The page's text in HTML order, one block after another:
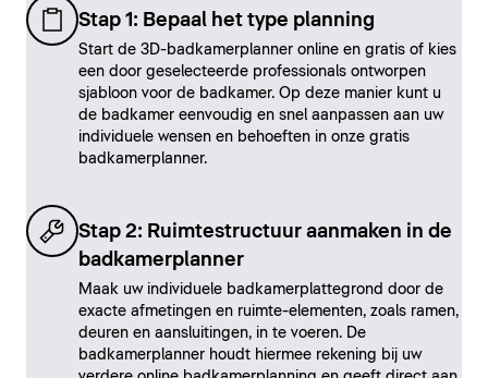
Stap 1: Bepaal het type planning
Start de 3D-badkamerplanner online en gratis of kies
een door geselecteerde professionals ontworpen
sjabloon voor de badkamer. Op deze manier kunt u
de badkamer eenvoudig en snel aanpassen aan uw
individuele wensen en behoeften in onze gratis
badkamerplanner.
Stap 2: Ruimtestructuur aanmaken in de
badkamerplanner
Maak uw individuele badkamerplattegrond door de
exacte afmetingen en ruimte-elementen, zoals ramen,
deuren en aansluitingen, in te voeren. De
badkamerplanner houdt hiermee rekening bij uw